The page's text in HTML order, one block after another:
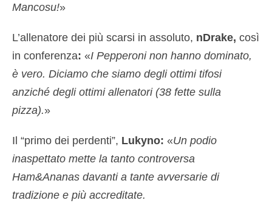
Mancosu!»
L’allenatore dei più scarsi in assoluto, nDrake, così
in conferenza: «I Pepperoni non hanno dominato,
è vero. Diciamo che siamo degli ottimi tifosi
anziché degli ottimi allenatori (38 fette sulla
pizza).»
Il “primo dei perdenti”, Lukyno: «Un podio
inaspettato mette la tanto controversa
Ham&Ananas davanti a tante avversarie di
tradizione e più accreditate.